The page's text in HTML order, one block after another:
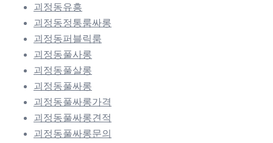
괴정동유흥
괴정동정통룸싸롱
괴정동퍼블릭룸
괴정동풀사롱
괴정동풀살롱
괴정동풀싸롱
괴정동풀싸롱가격
괴정동풀싸롱견적
괴정동풀싸롱문의